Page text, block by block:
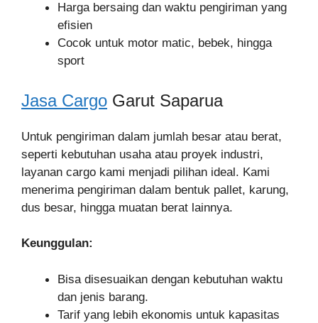
Harga bersaing dan waktu pengiriman yang
efisien
Cocok untuk motor matic, bebek, hingga
sport
Jasa Cargo Garut Saparua
Untuk pengiriman dalam jumlah besar atau berat,
seperti kebutuhan usaha atau proyek industri,
layanan cargo kami menjadi pilihan ideal. Kami
menerima pengiriman dalam bentuk pallet, karung,
dus besar, hingga muatan berat lainnya.
Keunggulan:
Bisa disesuaikan dengan kebutuhan waktu
dan jenis barang.
Tarif yang lebih ekonomis untuk kapasitas